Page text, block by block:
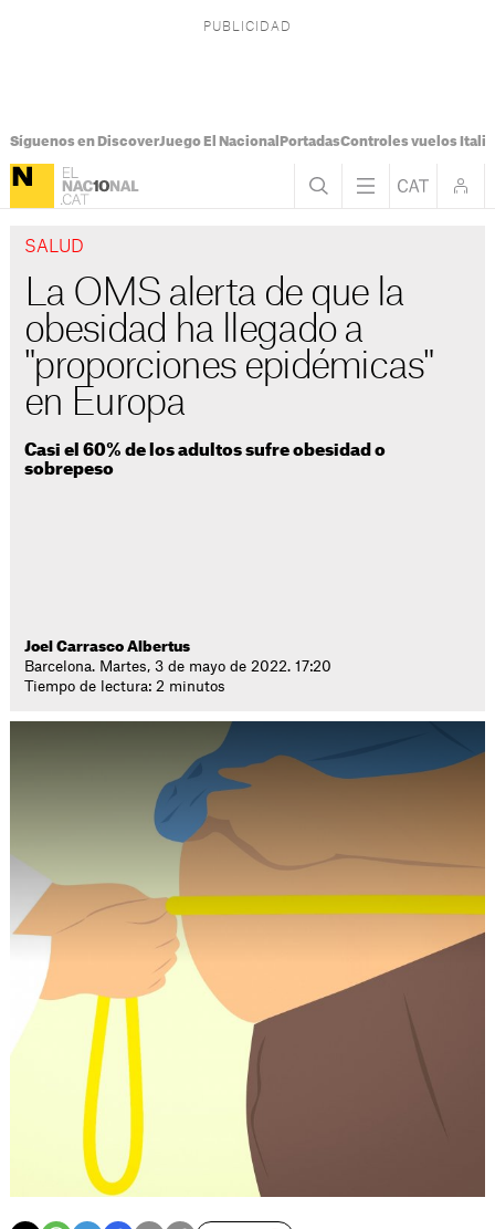
Síguenos en DiscoverJuego El Nacional PortadasControles vuelos Italia
SALUD
La OMS alerta de que la
obesidad ha llegado a
"proporciones epidémicas"
en Europa
Casi el 60% de los adultos sufre obesidad o
sobrepeso
Joel Carrasco Albertus
Barcelona. Martes, 3 de mayo de 2022. 17:20
Tiempo de lectura: 2 minutos